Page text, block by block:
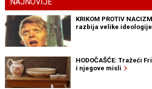
KRIKOM PROTIV
razbija velike ideologije
HODOČAŠĆE: Tražeći
i njegove misli